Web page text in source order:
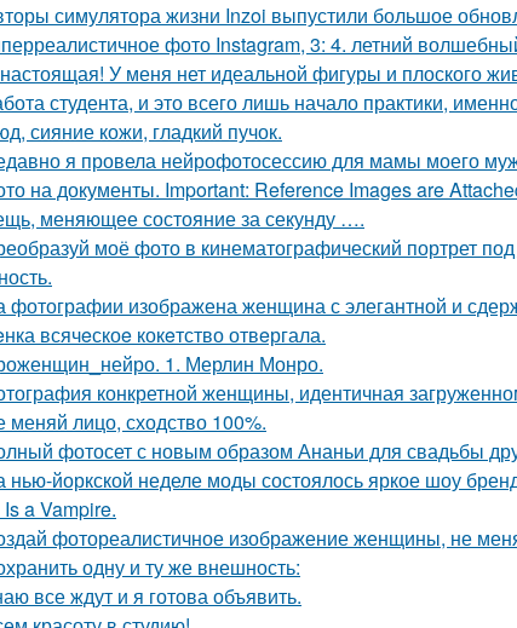
симулятора жизни Inzoi выпустили большое
фото Instagram, 3: 4. летний
У меня нет идеальной фигуры и плоского
студента, и это всего лишь начало практики,
сияние кожи, гладкий пучок.
я провела нейрофотосессию для мамы моего
на документы. Important: Reference Images are
меняющее состояние за секунду ….
моё фото в кинематографический портрет
фотографии изображена женщина с элегантной и
всячeскоe кокeтство отвeргала.
1. Мерлин Монро.
конкретной женщины, идентичная
меняй лицо, сходство 100%.
фотосет с новым образом Ананьи для свадьбы
нью-йоркской неделе моды состоялось яркое шоу
a Vampire.
фотореалистичное изображение женщины, не
одну и ту же внешность:
все ждут и я готова объявить.